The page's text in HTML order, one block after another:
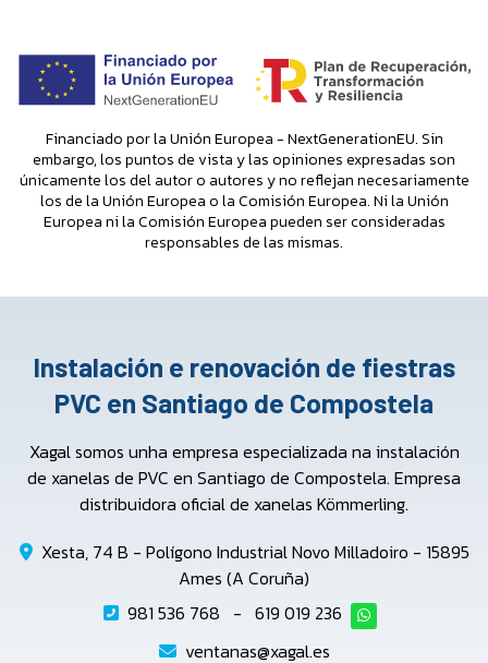
Financiado por la Unión Europea - NextGenerationEU. Sin
embargo, los puntos de vista y las opiniones expresadas son
únicamente los del autor o autores y no reflejan necesariamente
los de la Unión Europea o la Comisión Europea. Ni la Unión
Europea ni la Comisión Europea pueden ser consideradas
responsables de las mismas.
Instalación e renovación de fiestras
PVC en Santiago de Compostela
Xagal somos unha empresa especializada na instalación
de xanelas de PVC en Santiago de Compostela. Empresa
distribuidora oficial de xanelas Kömmerling.
Xesta, 74 B - Polígono Industrial Novo Milladoiro - 15895
Ames (A Coruña)
981 536 768 - 619 019 236
ventanas@xagal.es